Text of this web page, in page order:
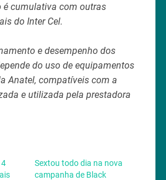
é cumulativa com outras
do Inter Cel.
e desempenho dos
do uso de equipamentos
Anatel, compatíveis com a
e utilizada pela prestadora
Sextou todo dia na nova
campanha de Black